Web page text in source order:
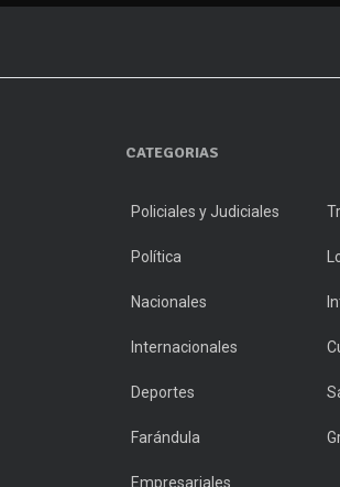
CATEGORIAS
Policiales y Judiciales
Política
Nacionales
Internacionales
Deportes
Farándula
Empresariales